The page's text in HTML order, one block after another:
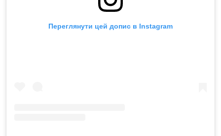
Переглянути цей допис в Instagram